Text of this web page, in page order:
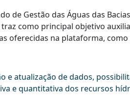
de Gestão das Águas das
traz como principal objetivo
oferecidas na plataforma, como
e atualização de dados,
e quantitativa dos recursos